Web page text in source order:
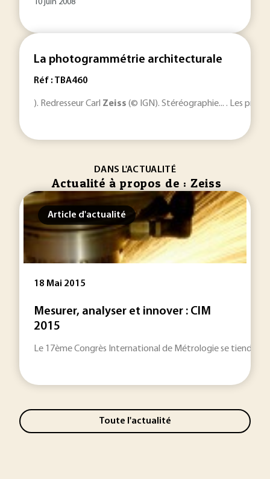
10 juin 2008
La photogrammétrie architecturale
Réf : TBA460
). Redresseur Carl Zeiss (© IGN). Stéréographie... . Les
DANS L'ACTUALITÉ
Actualité à propos de : Zeiss
Article d'actualité
18 Mai 2015
Mesurer, analyser et innover : CIM
2015
Le 17ème Congrès International de Métrologie se tiendra
Toute l'actualité